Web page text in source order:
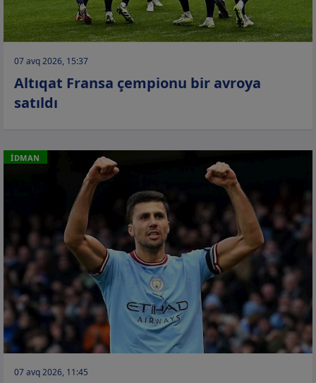
07 avq 2026, 15:37
Altıqat Fransa çempionu bir avroya
satıldı
İDMAN
07 avq 2026, 11:45